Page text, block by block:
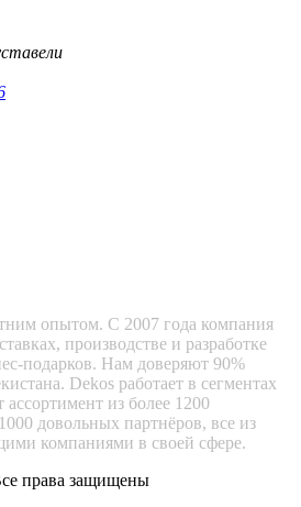
опытом. С 2007 года компания
производстве и разработке
подарков. Нам доверяют 90%
Dekos работает в сегментах
из более 1200
довольных партнёров, все из
компаниями в своей сфере.
права защищены